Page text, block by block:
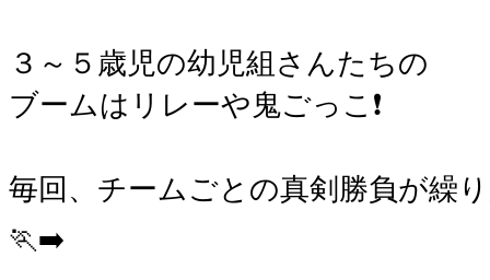
３～５歳児の幼児組さんたちの
ブームはリレーや鬼ごっこ❗
毎回、チームごとの真剣勝負が繰
🏃‍➡️